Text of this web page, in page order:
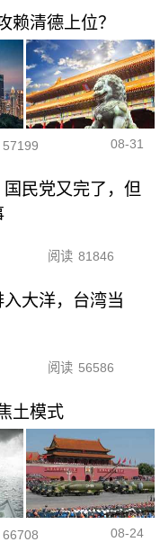
赖清德上位？
57199 08-31
民党又完了，但
阅读 81846
入大洋，台湾当
阅读 56586
土模式
66708 08-24